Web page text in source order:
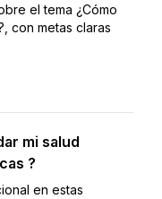
el tema ¿Cómo
con metas claras
mi salud
?
en estas